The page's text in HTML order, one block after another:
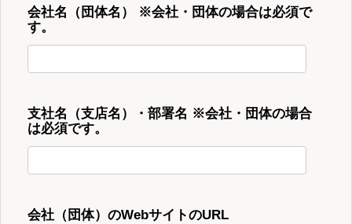
会社名（団体名） ※会社・団体の場合は必須で
す。
支社名（支店名）・部署名 ※会社・団体の場合
は必須です。
会社（団体）のWebサイトのURL